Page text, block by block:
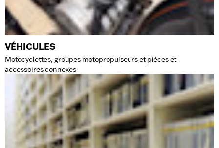
VÉHICULES
Motocyclettes, groupes motopropulseurs et pièces et
accessoires connexes